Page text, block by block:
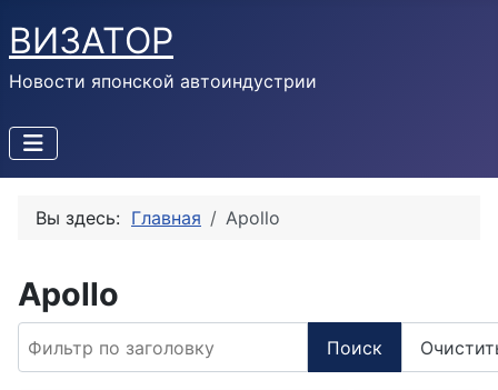
ВИЗАТОР
Новости японской автоиндустрии
Вы здесь: Главная Apollo
Apollo
Поиск